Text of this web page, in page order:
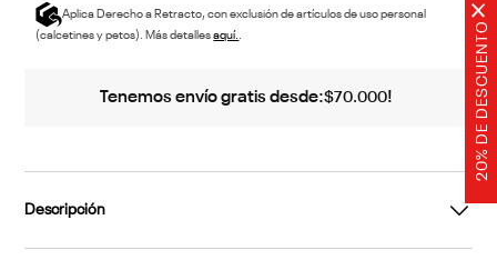
20% DE DESCUENTO
×
Aplica Derecho a Retracto, con exclusión de artículos de uso personal
(calcetines y petos). Más detallesaquí..
Tenemos envío gratis desde:$70.000!
Descripción